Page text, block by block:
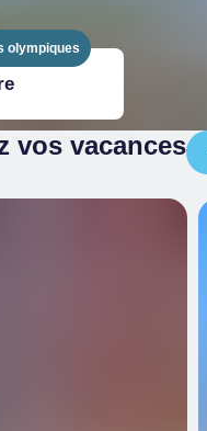
olympiques
vos vacances